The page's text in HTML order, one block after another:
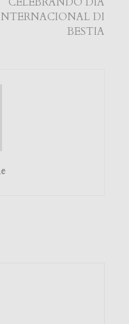
DI
BESTIA